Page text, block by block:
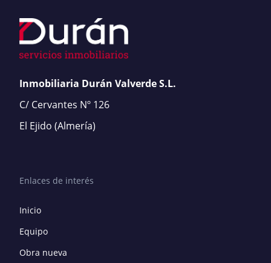
Inmobiliaria Durán Valverde S.L.
C/ Cervantes Nº 126
El Ejido (Almería)
Enlaces de interés
Inicio
Equipo
Obra nueva